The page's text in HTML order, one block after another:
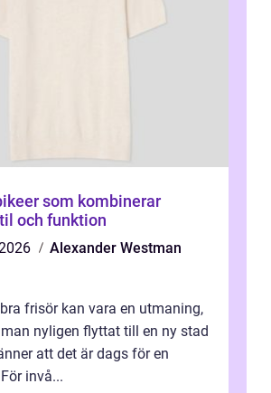
som kombinerar
och funktion
Alexander Westman
frisör kan vara en utmaning,
nyligen flyttat till en ny stad
att det är dags för en
invå...